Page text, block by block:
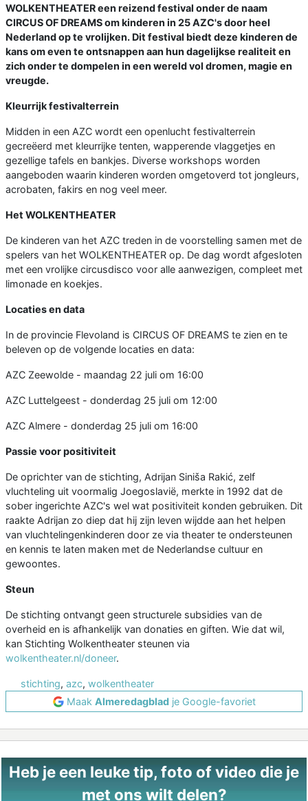
WOLKENTHEATER een reizend festival onder de naam
CIRCUS OF DREAMS om kinderen in 25 AZC's door heel
Nederland op te vrolijken. Dit festival biedt deze kinderen de
kans om even te ontsnappen aan hun dagelijkse realiteit en
zich onder te dompelen in een wereld vol dromen, magie en
vreugde.
Kleurrijk festivalterrein
Midden in een AZC wordt een openlucht festivalterrein
gecreëerd met kleurrijke tenten, wapperende vlaggetjes en
gezellige tafels en bankjes. Diverse workshops worden
aangeboden waarin kinderen worden omgetoverd tot jongleurs,
acrobaten, fakirs en nog veel meer.
Het WOLKENTHEATER
De kinderen van het AZC treden in de voorstelling samen met de
spelers van het WOLKENTHEATER op. De dag wordt afgesloten
met een vrolijke circusdisco voor alle aanwezigen, compleet met
limonade en koekjes.
Locaties en data
In de provincie Flevoland is CIRCUS OF DREAMS te zien en te
beleven op de volgende locaties en data:
AZC Zeewolde - maandag 22 juli om 16:00
AZC Luttelgeest - donderdag 25 juli om 12:00
AZC Almere - donderdag 25 juli om 16:00
Passie voor positiviteit
De oprichter van de stichting, Adrijan Siniša Rakić, zelf
vluchteling uit voormalig Joegoslavië, merkte in 1992 dat de
sober ingerichte AZC's wel wat positiviteit konden gebruiken. Dit
raakte Adrijan zo diep dat hij zijn leven wijdde aan het helpen
van vluchtelingenkinderen door ze via theater te ondersteunen
en kennis te laten maken met de Nederlandse cultuur en
gewoontes.
Steun
De stichting ontvangt geen structurele subsidies van de
overheid en is afhankelijk van donaties en giften. Wie dat wil,
kan Stichting Wolkentheater steunen via
wolkentheater.nl/doneer.
stichting, azc, wolkentheater
Maak Almeredagbladje Google-favoriet
Heb je een leuke tip, foto of video die je
met ons wilt delen?